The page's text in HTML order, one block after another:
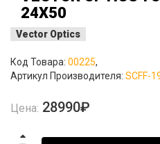
24X50
Vector Optics
Код Товара: 00225,
Артикул Производителя: SCFF-
Цена: 28990₽